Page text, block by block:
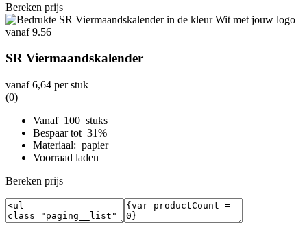
Bereken prijs
SR Viermaandskalender
vanaf6,64 per stuk
(0)
Vanaf 100 stuks
Bespaar tot 31%
Materiaal: papier
Voorraad laden
Bereken prijs